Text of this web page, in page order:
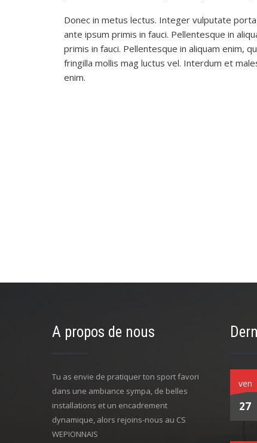
Donec in metus lectus. Integer vulputate
ante ipsum primis in fauci. Pellentesque in
primis in fauci. Pellentesque in aliquam enim,
fringilla mollis mag luctus vel. Interdum et
enim.
A propos de nous
Tu as envie de pratiquer ton sport favori
dans une ambiance sympa, de belles
installations et un encadrement
dynamique, alors rejoins-nous au CS
WEPIONNAIS
ven
27